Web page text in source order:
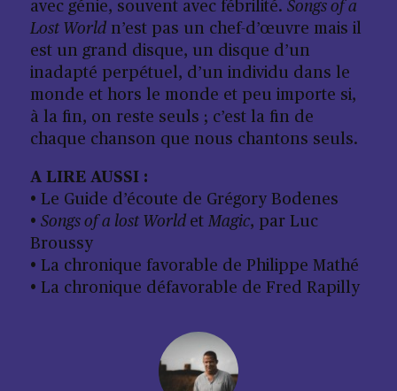
avec génie, souvent avec fébrilité. Songs of a
Lost Worldn’est pas un chef-d’œuvre mais il
est un grand disque, un disque d’un
inadapté perpétuel, d’un individu dans le
monde et hors le monde et peu importe si,
à la fin, on reste seuls ; c’est la fin de
chaque chanson que nous chantons seuls.
A LIRE AUSSI :
• Le Guide d’écoute de Grégory Bodenes
• Songs of a lost World et Magic, par Luc
Broussy
• La chronique favorable de Philippe Mathé
• La chronique défavorable de Fred Rapilly